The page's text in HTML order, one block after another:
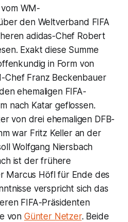
WM-
den Weltverband FIFA
adidas-Chef Robert
Exakt diese Summe
in Form von
Chef Franz Beckenbauer
ehemaligen FIFA-
nach Katar geflossen.
von drei ehemaligen DFB-
war Fritz Keller an der
Wolfgang Niersbach
ist der frühere
Marcus Höfl für Ende des
verspricht sich das
FIFA-Präsidenten
von Günter Netzer. Beide